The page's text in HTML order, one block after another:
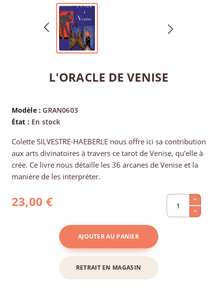
L'ORACLE DE VENISE
Modèle :GRAN0603
État : En stock
Colette SILVESTRE-HAEBERLE nous offre ici sa contribution
aux arts divinatoires à travers ce tarot de Venise, qu'elle à
crée. Ce livre nous détaille les 36 arcanes de Venise et la
manière de les interpréter.
23,00 €
AJOUTER AU PANIER
RETRAIT EN MAGASIN